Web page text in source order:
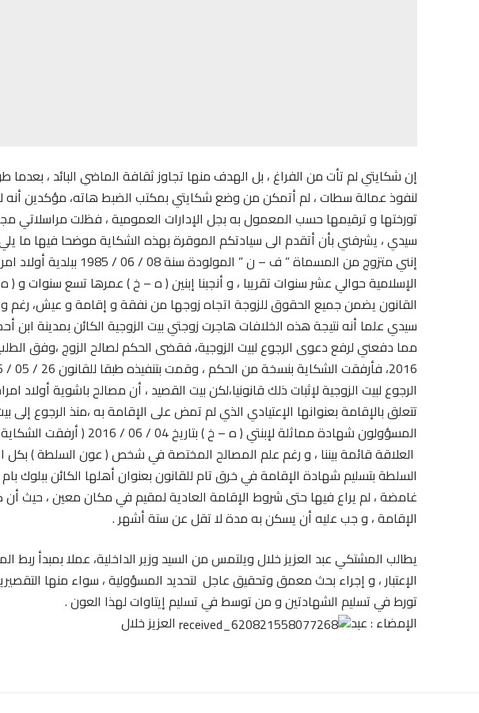
إن شكايتي لم تأت من الفراغ ، بل الهدف منها تجاوز ثقافة الماضي البائد ، بعدما
لنفوذ عمالة سطات ، لم أتمكن من وضع شكايتي بمكتب الضبط هاته، مؤكدين أنه
تورختها و ترقيمها حسب المعمول به بجل الإدارات العمومية ، فظلت مراسلاتي
سيدي ، يشرفني بأن أتقدم الى سيادتكم الموقرة بهذه الشكاية موضحا فيها ما
الإسلامية حوالي عشر سنوات تقريبا ، و أنجبنا إبنين ( ه – خ ) عمرها تسع سنوات و
القانون يضمن جميع الحقوق للزوجة اتجاه زوجها من نفقة و إقامة و عيش، رغم
سيدي علما أنه نتيجة هذه الخلافات هاجرت زوجتي بيت الزوجية الكائن بمدينة ابن
الرجوع لبيت الزوجية لإثبات ذلك قانونيا،لكنبيت القصيد ، أن مصالح باشوية أولاد
تتعلق بالإقامة بعنوانها الإعتيادي الذي لم تمض على الإقامة به ،منذ الرجوع إلى
المسؤولون شهادة مماثلة
العلاقة قائمة بيننا ، و رغم علم المصالح المختصة في شخص ( عون السلطة )
غامضة ، لم يراع فيها حتى شروط الإقامة العادية لمقيم في مكان معين ، حيث
الإقامة ، و جب عليه أن يسكن به مدة لا تقل عن ستة أشهر .
يطالب المشتكي عبد العزيز خلال ويلتمس من السيد وزير الداخلية، عملا بمبدأ ربط
الإعتبار ، و إجراء بحث معمق وتحقيق عاجل لتحديد المسؤولية ، سواء منها
تورط في تسليم الشهادتين و من توسط في تسليم إيتاوات لهذا العون .
الإمضاء : عبد
العزيز خلال